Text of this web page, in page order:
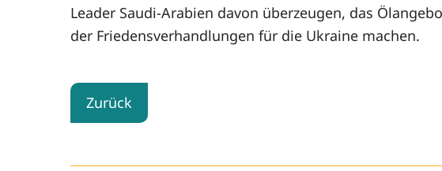
Leader Saudi-Arabien davon überzeugen, das
der Friedensverhandlungen für die Ukraine machen.
Zurück